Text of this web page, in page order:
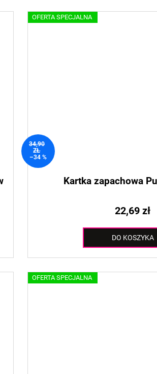
OFERTA SPECJALNA
34,90
ZŁ
–34 %
Kartka zapachowa
22,69 zł
DO KOSZYKA
OFERTA SPECJALNA